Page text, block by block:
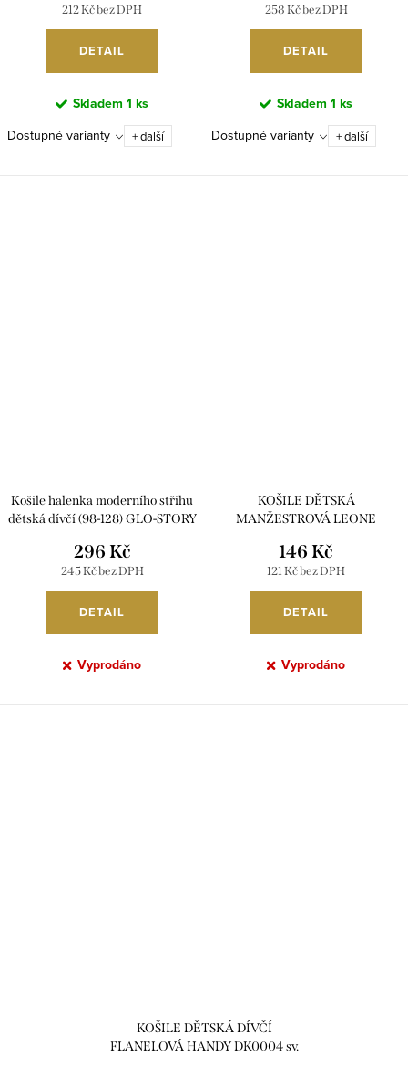
212 Kč bez DPH
DETAIL
Skladem 1 ks
Dostupné varianty + další
258 Kč bez DPH
DETAIL
Skladem 1 ks
Dostupné varianty + další
Košile halenka moderního střihu
dětská dívčí (98-128) GLO-STORY
245 Kč bez DPH
296 Kč
DETAIL
Vyprodáno
KOŠILE DĚTSKÁ
MANŽESTROVÁ LEONE
121 Kč bez DPH
146 Kč
DETAIL
Vyprodáno
KOŠILE DĚTSKÁ DÍVČÍ
FLANELOVÁ HANDY DK0004 sv.